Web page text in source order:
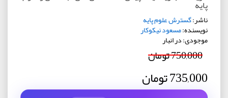
پایه
ناشر:گسترش علوم پایه
نویسنده:مسعود نیکوکار
موجودی: در انبار
750,000 تومان
735,000 تومان